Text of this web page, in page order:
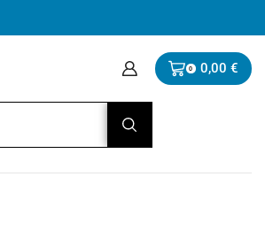
0 0,00 €